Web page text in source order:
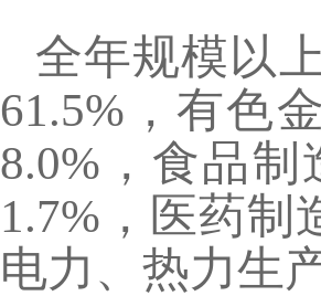
全年规模以
61.5%，有色
8.0%，食品
1.7%，医药制
电力、热力生